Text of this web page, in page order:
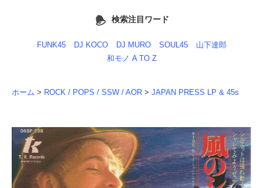
検索注目ワード
FUNK45 DJ KOCO DJ MURO SOUL45
山下達郎
和モノ A TO Z
ホーム > ROCK / POPS / SSW / AOR > JAPAN PRESS LP & 45s